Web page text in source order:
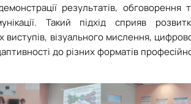
результатів, обговорення
Такий підхід сприяв
виступів, візуального мислення,
до різних форматів